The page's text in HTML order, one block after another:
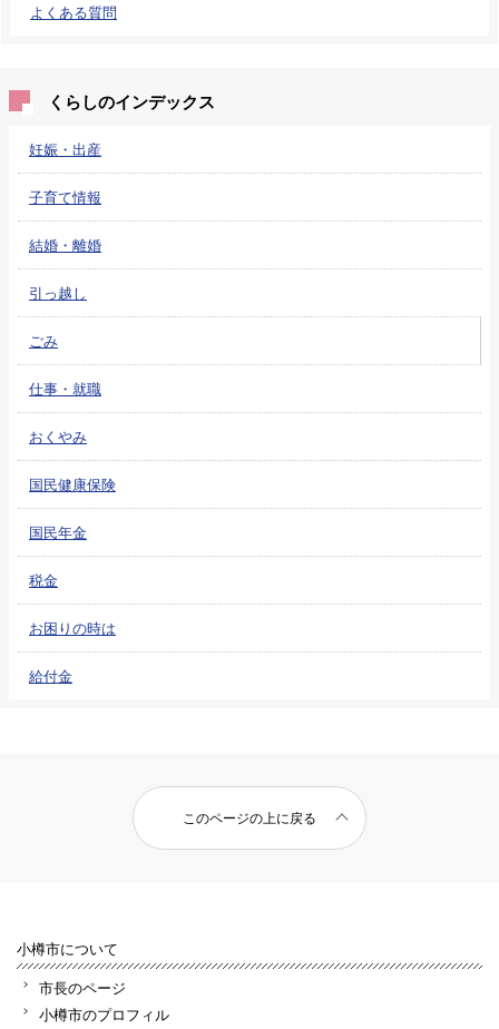
よくある質問
くらしのインデックス
妊娠・出産
子育て情報
結婚・離婚
引っ越し
ごみ
仕事・就職
おくやみ
国民健康保険
国民年金
税金
お困りの時は
給付金
このページの上に戻る
小樽市について
市長のページ
小樽市のプロフィル